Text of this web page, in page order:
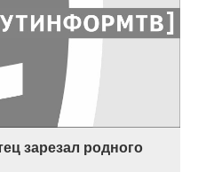
зарезал родного